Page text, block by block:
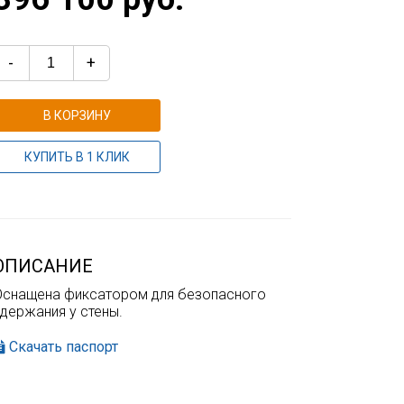
- +
В КОРЗИНУ
КУПИТЬ В 1 КЛИК
фиксатором для безопасного
у стены.
Скачать паспорт